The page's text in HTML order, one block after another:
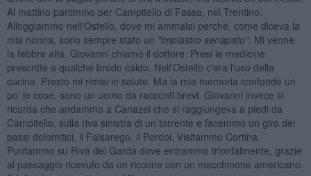
Al mattino partimmo per Campitello di Fassa, nel Trentino.
Alloggiammo nell'Ostello, dove mi ammalai perché, come diceva la
mia nonna, sono sempre stato un "impiastro senapato". Mi venne
la febbre alta. Giovanni chiamò il dottore. Presi le medicine
prescritte e qualche brodo caldo. Nell'Ostello c'era l'uso della
cucina. Presto mi rimisi in salute. Ma la mia memoria confonde un
po' le cose, sono un uomo da racconti brevi. Giovanni invece si
ricorda che andammo a Canazei che si raggiungeva a piedi da
Campitello, sulla riva sinistra di un torrente e facemmo un giro dei
passi dolomitici, il Falsarego, il Pordoi. Visitammo Cortina.
Puntammo su Riva del Garda dove entrammo trionfalmente, grazie
al passaggio ricevuto da un riccone con un macchinone americano.